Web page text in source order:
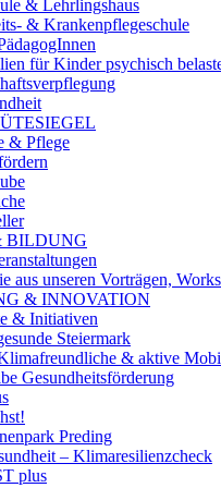
& Lehrlingshaus
& Krankenpflegeschule
für Kinder psychisch
& Pflege
BILDUNG
aus unseren Vorträgen,
& INNOVATION
& Initiativen
Steiermark
& aktive
Gesundheitsförderung
Preding
– Klimaresilienzcheck
plus